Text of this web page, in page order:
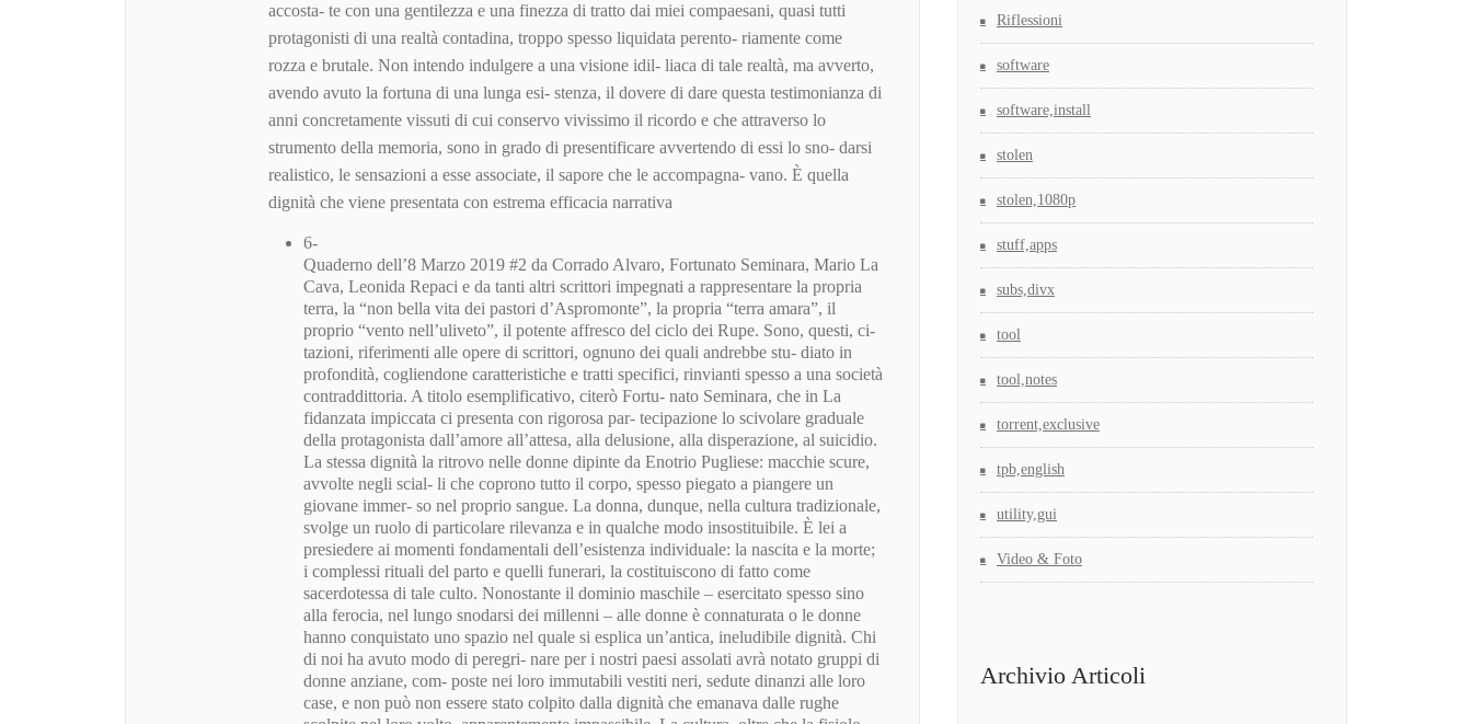
accosta- te con una gentilezza e una finezza di tratto dai miei compaesani, quasi tutti
protagonisti di una realtà contadina, troppo spesso liquidata perento- riamente come
rozza e brutale. Non intendo indulgere a una visione idil- liaca di tale realtà, ma avverto,
avendo avuto la fortuna di una lunga esi- stenza, il dovere di dare questa testimonianza di
anni concretamente vissuti di cui conservo vivissimo il ricordo e che attraverso lo
strumento della memoria, sono in grado di presentificare avvertendo di essi lo sno- darsi
realistico, le sensazioni a esse associate, il sapore che le accompagna- vano. È quella
dignità che viene presentata con estrema efficacia narrativa
6-
Quaderno dell’8 Marzo 2019 #2 da Corrado Alvaro, Fortunato Seminara, Mario La
Cava, Leonida Repaci e da tanti altri scrittori impegnati a rappresentare la propria
terra, la “non bella vita dei pastori d’Aspromonte”, la propria “terra amara”, il
proprio “vento nell’uliveto”, il potente affresco del ciclo dei Rupe. Sono, questi, ci-
tazioni, riferimenti alle opere di scrittori, ognuno dei quali andrebbe stu- diato in
profondità, cogliendone caratteristiche e tratti specifici, rinvianti spesso a una società
contraddittoria. A titolo esemplificativo, citerò Fortu- nato Seminara, che in La
fidanzata impiccata ci presenta con rigorosa par- tecipazione lo scivolare graduale
della protagonista dall’amore all’attesa, alla delusione, alla disperazione, al suicidio.
La stessa dignità la ritrovo nelle donne dipinte da Enotrio Pugliese: macchie scure,
avvolte negli scial- li che coprono tutto il corpo, spesso piegato a piangere un
giovane immer- so nel proprio sangue. La donna, dunque, nella cultura tradizionale,
svolge un ruolo di particolare rilevanza e in qualche modo insostituibile. È lei a
presiedere ai momenti fondamentali dell’esistenza individuale: la nascita e la morte;
i complessi rituali del parto e quelli funerari, la costituiscono di fatto come
sacerdotessa di tale culto. Nonostante il dominio maschile – esercitato spesso sino
alla ferocia, nel lungo snodarsi dei millenni – alle donne è connaturata o le donne
hanno conquistato uno spazio nel quale si esplica un’antica, ineludibile dignità. Chi
di noi ha avuto modo di peregri- nare per i nostri paesi assolati avrà notato gruppi di
donne anziane, com- poste nei loro immutabili vestiti neri, sedute dinanzi alle loro
case, e non può non essere stato colpito dalla dignità che emanava dalle rughe
Riflessioni
software
software,install
stolen
stolen,1080p
stuff,apps
subs,divx
tool
tool,notes
torrent,exclusive
tpb,english
utility,gui
Video & Foto
Archivio Articoli